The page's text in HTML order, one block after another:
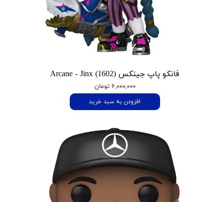
فانکو پاپ جینکس Arcane - Jinx (1602)
۶,۰۰۰,۰۰۰ تومان
افزودن به سبد خرید